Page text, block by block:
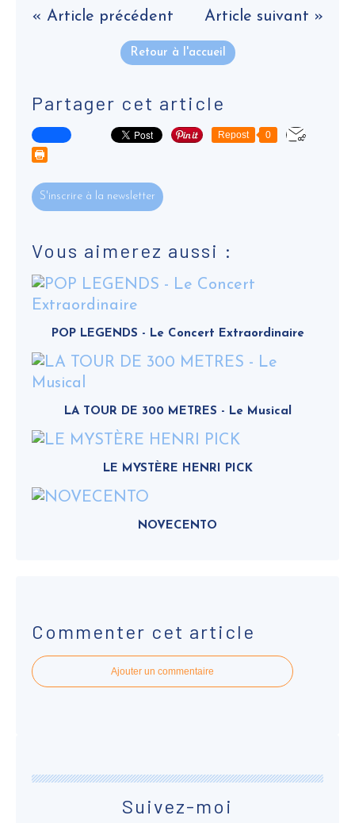
« Article précédent Article suivant »
Retour à l'accueil
Partager cet article
Repost 0
S'inscrire à la newsletter
Vous aimerez aussi :
POP LEGENDS - Le Concert Extraordinaire
LA TOUR DE 300 METRES - Le Musical
LE MYSTÈRE HENRI PICK
NOVECENTO
Commenter cet article
Ajouter un commentaire
Suivez-moi